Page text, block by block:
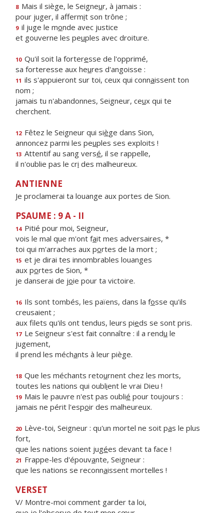
8 Mais il siège, le Seigneur, à jamais :
pour juger, il affermit son trône ;
9 il juge le monde avec justice
et gouverne les peuples avec droiture.
10 Qu'il soit la forteresse de l'opprimé,
sa forteresse aux heures d'angoisse :
11 ils s'appuieront sur toi, ceux qui connaissent ton
nom ;
jamais tu n'abandonnes, Seigneur, ceux qui te
cherchent.
12 Fêtez le Seigneur qui siège dans Sion,
annoncez parmi les peuples ses exploits !
13 Attentif au sang versé, il se rappelle,
il n'oublie pas le cri des malheureux.
ANTIENNE
Je proclamerai ta louange aux portes de Sion.
PSAUME : 9 A - II
14 Pitié pour moi, Seigneur,
vois le mal que m'ont fait mes adversaires, *
toi qui m'arraches aux portes de la mort ;
15 et je dirai tes innombrables louanges
aux portes de Sion, *
je danserai de joie pour ta victoire.
16 Ils sont tombés, les païens, dans la fosse qu'ils
creusaient ;
aux filets qu'ils ont tendus, leurs pieds se sont pris.
17 Le Seigneur s'est fait connaître : il a rendu le
jugement,
il prend les méchants à leur piège.
18 Que les méchants retournent chez les morts,
toutes les nations qui oublient le vrai Dieu !
19 Mais le pauvre n'est pas oublié pour toujours :
jamais ne périt l'espoir des malheureux.
20 Lève-toi, Seigneur : qu'un mortel ne soit pas le plus
fort,
que les nations soient jugées devant ta face !
21 Frappe-les d'épouvante, Seigneur :
que les nations se reconnaissent mortelles !
VERSET
V/ Montre-moi comment garder ta loi,